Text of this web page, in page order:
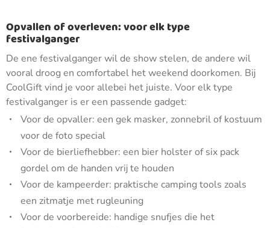
Opvallen of overleven: voor elk type
festivalganger
De ene festivalganger wil de show stelen, de andere wil
vooral droog en comfortabel het weekend doorkomen. Bij
CoolGift vind je voor allebei het juiste. Voor elk type
festivalganger is er een passende gadget:
Voor de opvaller: een gek masker, zonnebril of kostuum
voor de foto special
Voor de bierliefhebber: een bier holster of six pack
gordel om de handen vrij te houden
Voor de kampeerder: praktische camping tools zoals
een zitmatje met rugleuning
Voor de voorbereide: handige snufjes die het